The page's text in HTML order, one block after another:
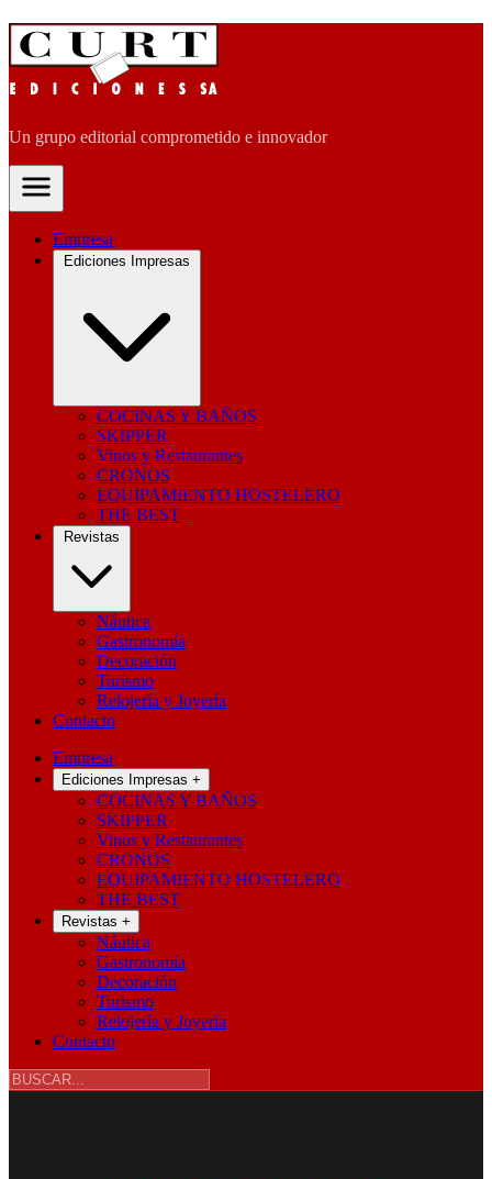
Un grupo editorial comprometido e innovador
Empresa
Ediciones Impresas
COCINAS Y BAÑOS
SKIPPER
Vinos y Restaurantes
CRONOS
EQUIPAMIENTO HOSTELERO
THE BEST
Revistas
Náutica
Gastronomía
Decoración
Turismo
Relojería y Joyería
Contacto
Empresa
Ediciones Impresas +
COCINAS Y BAÑOS
SKIPPER
Vinos y Restaurantes
CRONOS
EQUIPAMIENTO HOSTELERO
THE BEST
Revistas +
Náutica
Gastronomía
Decoración
Turismo
Relojería y Joyería
Contacto